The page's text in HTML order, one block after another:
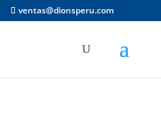
ventas@dionsperu.com